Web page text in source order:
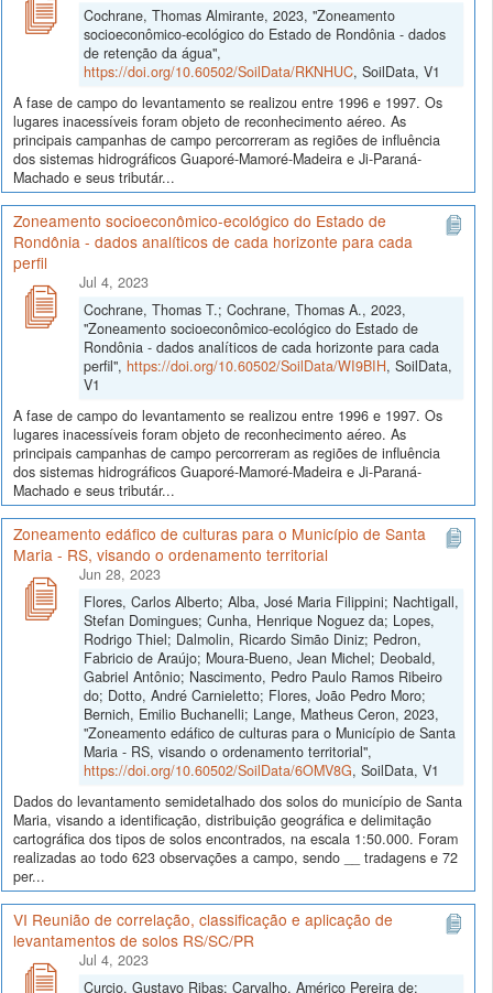
Cochrane, Thomas Almirante, 2023, "Zoneamento
socioeconômico-ecológico do Estado de Rondônia - dados
de retenção da água",
https://doi.org/10.60502/SoilData/RKNHUC, SoilData, V1
A fase de campo do levantamento se realizou entre 1996 e 1997. Os
lugares inacessíveis foram objeto de reconhecimento aéreo. As
principais campanhas de campo percorreram as regiões de influência
dos sistemas hidrográficos Guaporé-Mamoré-Madeira e Ji-Paraná-
Machado e seus tributár...
Zoneamento socioeconômico-ecológico do Estado de
Rondônia - dados analíticos de cada horizonte para cada
perfil
Jul 4, 2023
Cochrane, Thomas T.; Cochrane, Thomas A., 2023,
"Zoneamento socioeconômico-ecológico do Estado de
Rondônia - dados analíticos de cada horizonte para cada
perfil", https://doi.org/10.60502/SoilData/WI9BIH, SoilData,
V1
A fase de campo do levantamento se realizou entre 1996 e 1997. Os
lugares inacessíveis foram objeto de reconhecimento aéreo. As
principais campanhas de campo percorreram as regiões de influência
dos sistemas hidrográficos Guaporé-Mamoré-Madeira e Ji-Paraná-
Machado e seus tributár...
Zoneamento edáfico de culturas para o Município de Santa
Maria - RS, visando o ordenamento territorial
Jun 28, 2023
Flores, Carlos Alberto; Alba, José Maria Filippini; Nachtigall,
Stefan Domingues; Cunha, Henrique Noguez da; Lopes,
Rodrigo Thiel; Dalmolin, Ricardo Simão Diniz; Pedron,
Fabricio de Araújo; Moura-Bueno, Jean Michel; Deobald,
Gabriel Antônio; Nascimento, Pedro Paulo Ramos Ribeiro
do; Dotto, André Carnieletto; Flores, João Pedro Moro;
Bernich, Emilio Buchanelli; Lange, Matheus Ceron, 2023,
"Zoneamento edáfico de culturas para o Município de Santa
Maria - RS, visando o ordenamento territorial",
https://doi.org/10.60502/SoilData/6OMV8G, SoilData, V1
Dados do levantamento semidetalhado dos solos do município de Santa
Maria, visando a identificação, distribuição geográfica e delimitação
cartográfica dos tipos de solos encontrados, na escala 1:50.000. Foram
realizadas ao todo 623 observações a campo, sendo __ tradagens e 72
per...
VI Reunião de correlação, classificação e aplicação de
levantamentos de solos RS/SC/PR
Jul 4, 2023
Curcio, Gustavo Ribas; Carvalho, Américo Pereira de;